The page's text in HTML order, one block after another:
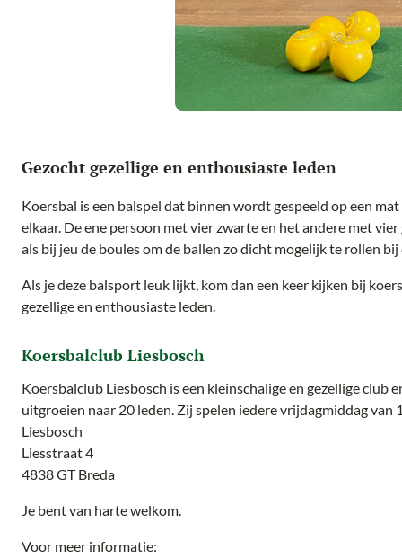
Gezocht gezellige en enthousiaste leden
Koersbal is een balspel dat binnen wordt gespeeld op een
elkaar. De ene persoon met vier zwarte en het andere met
als bij jeu de boules om de ballen zo dicht mogelijk te rollen
Als je deze balsport leuk lijkt, kom dan een keer kijken bij
gezellige en enthousiaste leden.
Koersbalclub Liesbosch
Koersbalclub Liesbosch is een kleinschalige en gezellige club
uitgroeien naar 20 leden. Zij spelen iedere vrijdagmiddag
Liesbosch
Liesstraat 4
4838 GT Breda
Je bent van harte welkom.
Voor meer informatie: